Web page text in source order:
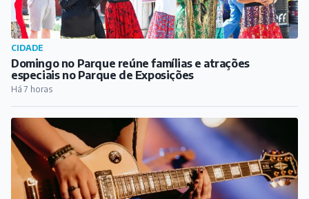
CIDADE
Domingo no Parque reúne famílias e atrações
especiais no Parque de Exposições
Há 7 horas